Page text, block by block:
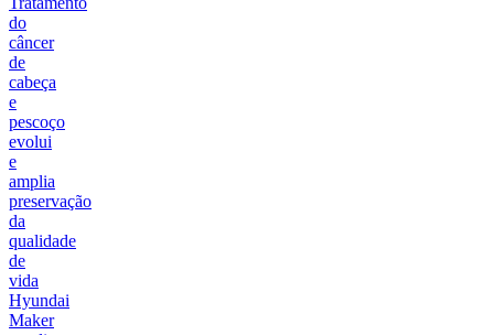
do
câncer
de
cabeça
e
pescoço
evolui
e
amplia
preservação
da
qualidade
de
vida
Hyundai
Maker